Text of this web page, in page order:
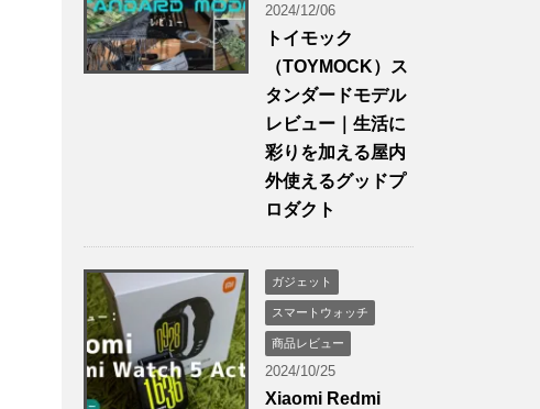
2024/12/06
トイモック
（TOYMOCK）ス
タンダードモデル
レビュー｜生活に
彩りを加える屋内
外使えるグッドプ
ロダクト
ガジェット
スマートウォッチ
商品レビュー
2024/10/25
Xiaomi Redmi